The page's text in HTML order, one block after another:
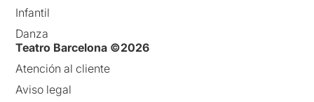
Infantil
Danza
Teatro Barcelona ©2026
Atención al cliente
Aviso legal